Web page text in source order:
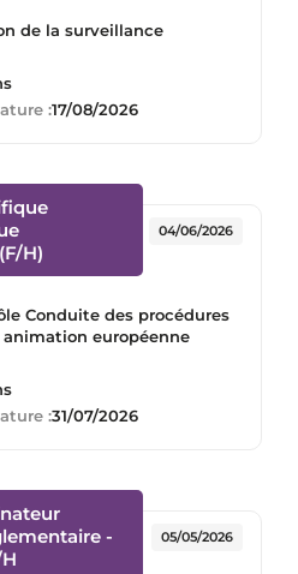
de la surveillance
:17/08/2026
H)
Conduite des procédures
européenne
04/06/2026
:31/07/2026
-
05/05/2026